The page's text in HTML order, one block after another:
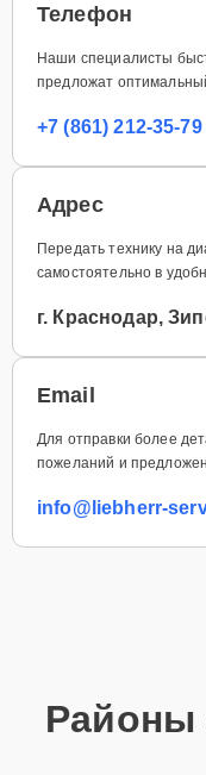
Телефон
Наши специалисты
предложат
+7 (861) 212-35-79
Адрес
Передать технику на
самостоятельно в
г. Краснодар,
Email
Для отправки более
пожеланий и
info@liebherr-
Районы